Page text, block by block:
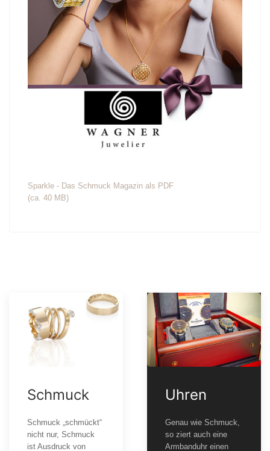
Sparkle - Das Schmuck Magazin als PDF
(ca. 40 MB)
Schmuck
Schmuck „schmückt“
nicht nur, Schmuck
ist Ausdruck von
Uhren
Genau wie Schmuck,
so ziert auch eine
Armbanduhr einen